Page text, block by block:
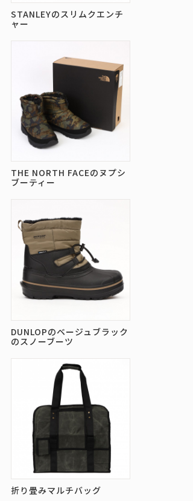
STANLEYのスリムクエンチ
ャー
THE NORTH FACEのヌプシ
ブーティー
DUNLOPのベージュブラック
のスノーブーツ
折り畳みマルチバッグ